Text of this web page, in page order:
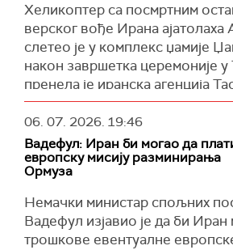
Према његовим речима, Хамас
примени "модел Хезболаха",
цивилна, технократска
задужена за комуналне
задржао војну контролу.
"Све док Хамас буде задржао
цивилна влада радиће по
рекао је Сар.
Поновио је да Израел
примени Трамповог плана,
елементи разоружање Хамаса
милитантних група, као и
Хеликоптер са посмртним
верског вође Ирана ајатолаха
слетео је у комплекс џамије
након завршетка церемоније у
пренела је иранска агенција
Након вишесатне церемоније
Техерану, посмртни остаци су
Ком, где се у џамији Џамкаран
број грађана ради одавања
Тасним
наводи да је
трајала до 17 часова по
након чега је ковчег превезен
06. 07. 2026. 19:46
Вадефул: Иран би могао да
европску мисију разминирања
Ормуза
Немачки министар спољних
Вадефул изјавио је да би Иран
трошкове евентуалне